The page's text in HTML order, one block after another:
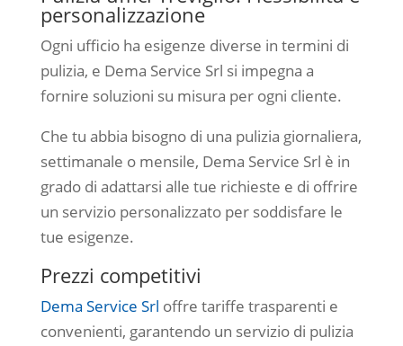
personalizzazione
Ogni ufficio ha esigenze diverse in termini di
pulizia, e Dema Service Srl si impegna a
fornire soluzioni su misura per ogni cliente.
Che tu abbia bisogno di una pulizia giornaliera,
settimanale o mensile, Dema Service Srl è in
grado di adattarsi alle tue richieste e di offrire
un servizio personalizzato per soddisfare le
tue esigenze.
Prezzi competitivi
Dema Service Srl offre tariffe trasparenti e
convenienti, garantendo un servizio di pulizia